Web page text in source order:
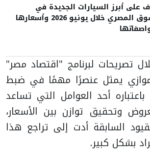
على أبرز السيارات الجديدة في
السوق المصري خلال يونيو 2026 وأسعارها
تصريحات لبرنامج "اقتصاد مصر"
يمثل عنصرًا مهمًا في ضبط
أحد العوامل التي تساعد
وتحقيق توازن بين الأسعار،
السابقة أدت إلى تراجع هذا
بشكل كبير.